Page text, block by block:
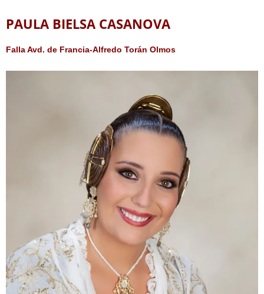
PAULA BIELSA CASANOVA
Falla Avd. de Francia-Alfredo Torán Olmos